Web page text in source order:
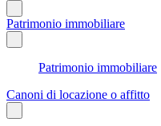
Patrimonio immobiliare
Patrimonio immobiliare
Canoni di locazione o affitto